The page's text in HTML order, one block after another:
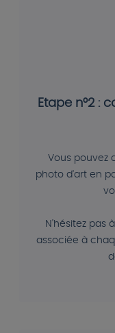
Etape n°2 :
Vous pouvez
photo d'art en
N'hésitez pas
associée à